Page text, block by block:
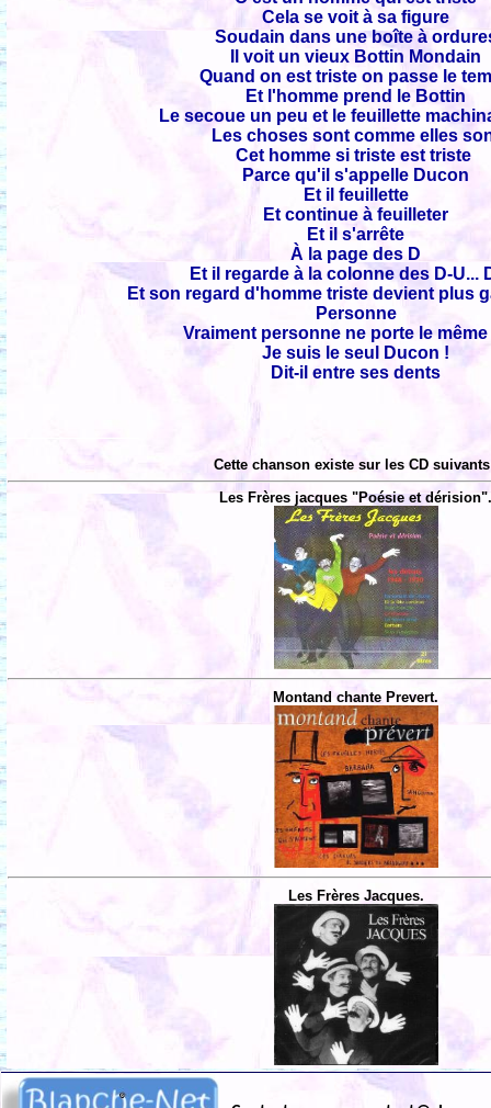
Cela se voit à sa figure
Soudain dans une boîte à
Il voit un vieux Bottin Mondain
Quand on est triste on passe le
Et l'homme prend le Bottin
Le secoue un peu et le feuillette
Les choses sont comme elles
Cet homme si triste est triste
Parce qu'il s'appelle Ducon
Et il feuillette
Et continue à feuilleter
Et il s'arrête
À la page des D
Et il regarde à la colonne des D-U...
Et son regard d'homme triste devient plus
Personne
Vraiment personne ne porte le
Je suis le seul Ducon !
Dit-il entre ses dents
Cette chanson existe sur les CD
Les Frères jacques "Poésie et
Montand chante Prevert.
Les Frères Jacques.